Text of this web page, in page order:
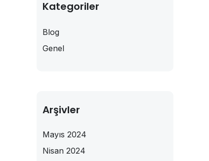
Kategoriler
Blog
Genel
Arşivler
Mayıs 2024
Nisan 2024